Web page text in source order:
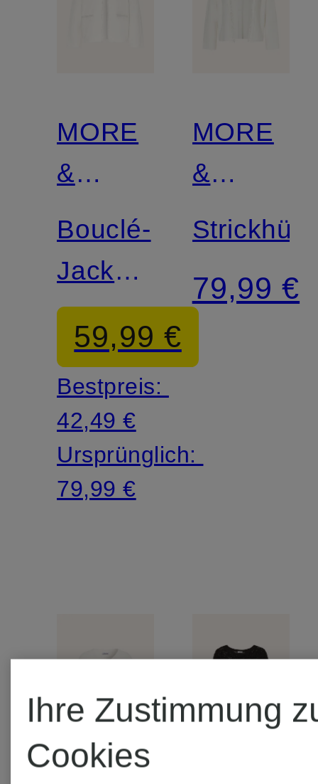
MORE
&
MORE
Bouclé-
Jacke
mit
Glitzergarn
59,99 €
Bestpreis:
42,49 €
Ursprünglich:
79,99 €
MORE
&
MORE
79,99 €
Ihre Zustimmung
Cookies